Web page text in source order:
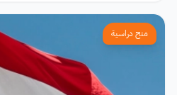
منح دراسية